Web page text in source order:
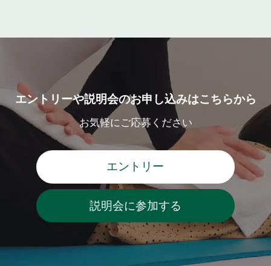
エントリーや説明会のお申し込みはこちらから
お気軽にご応募ください
エントリー
説明会に参加する